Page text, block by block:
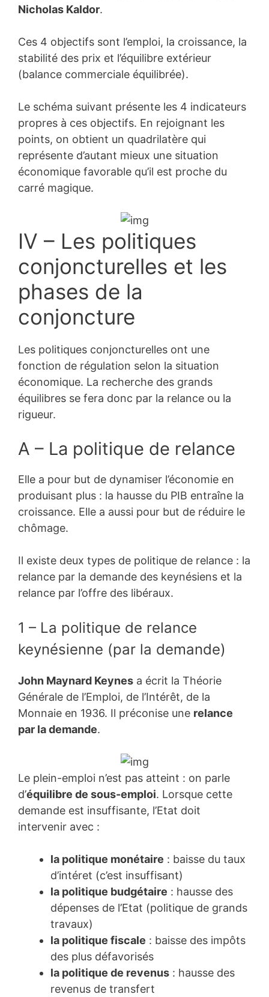
Nicholas Kaldor.
Ces 4 objectifs sont l’emploi, la croissance, la
stabilité des prix et l’équilibre extérieur
(balance commerciale équilibrée).
Le schéma suivant présente les 4 indicateurs
propres à ces objectifs. En rejoignant les
points, on obtient un quadrilatère qui
représente d’autant mieux une situation
économique favorable qu’il est proche du
carré magique.
IV – Les politiques
conjoncturelles et les
phases de la
conjoncture
Les politiques conjoncturelles ont une
fonction de régulation selon la situation
économique. La recherche des grands
équilibres se fera donc par la relance ou la
rigueur.
A – La politique de relance
Elle a pour but de dynamiser l’économie en
produisant plus : la hausse du PIB entraîne la
croissance. Elle a aussi pour but de réduire le
chômage.
Il existe deux types de politique de relance : la
relance par la demande des keynésiens et la
relance par l’offre des libéraux.
1 – La politique de relance
keynésienne (par la demande)
John Maynard Keynes a écrit la Théorie
Générale de l’Emploi, de l’Intérêt, de la
Monnaie en 1936. Il préconise une relance
par la demande.
Le plein-emploi n’est pas atteint : on parle
d’équilibre de sous-emploi. Lorsque cette
demande est insuffisante, l’Etat doit
intervenir avec :
la politique monétaire : baisse du taux
d’intéret (c’est insuffisant)
la politique budgétaire : hausse des
dépenses de l’Etat (politique de grands
travaux)
la politique fiscale : baisse des impôts
des plus défavorisés
la politique de revenus : hausse des
revenus de transfert